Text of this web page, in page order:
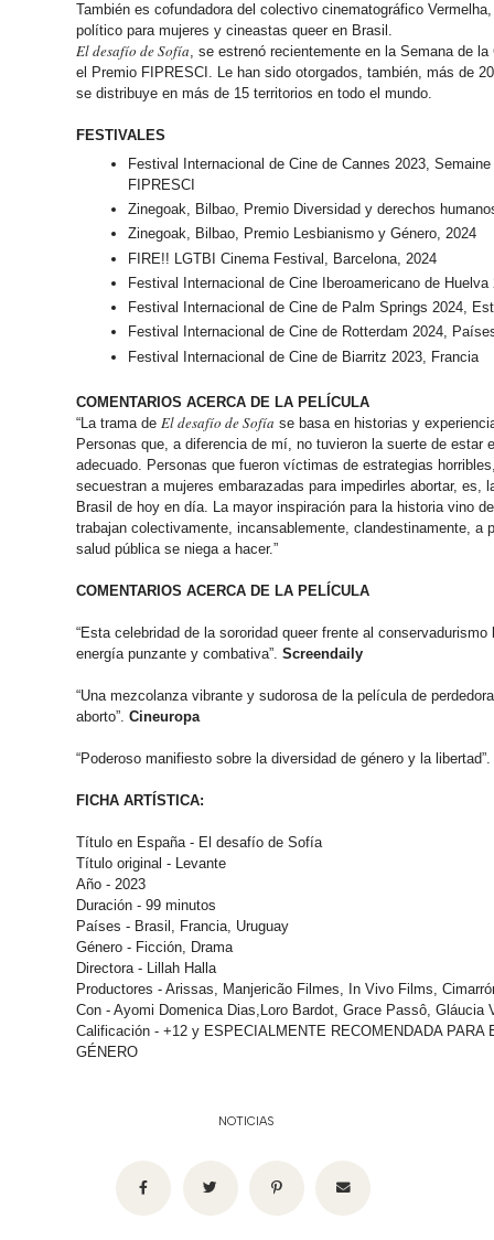
También es cofundadora del colectivo cinematográfico
político para mujeres y cineastas queer en Brasil.
El desafío de Sofía, se estrenó recientemente en la Semana de
el Premio FIPRESCI. Le han sido otorgados, también, más de
se distribuye en más de 15 territorios en todo el mundo.
FESTIVALES
Festival Internacional de Cine de Cannes 2023,
FIPRESCI
Zinegoak, Bilbao, Premio Diversidad y derechos
Zinegoak, Bilbao, Premio Lesbianismo y Género, 2024
FIRE!! LGTBI Cinema Festival, Barcelona, 2024
Festival Internacional de Cine Iberoamericano de Huelva
Festival Internacional de Cine de Palm Springs 2024,
Festival Internacional de Cine de Rotterdam 2024,
Festival Internacional de Cine de Biarritz 2023, Francia
COMENTARIOS ACERCA DE LA PELÍCULA
“La trama de El desafío de Sofía se basa en historias y
Personas que, a diferencia de mí, no tuvieron la suerte de estar
adecuado. Personas que fueron víctimas de estrategias
secuestran a mujeres embarazadas para impedirles abortar, es,
Brasil de hoy en día. La mayor inspiración para la historia vino
trabajan colectivamente, incansablemente, clandestinamente, a
salud pública se niega a hacer.”
COMENTARIOS ACERCA DE LA PELÍCULA
“Esta celebridad de la sororidad queer frente al
energía punzante y combativa”. Screendaily
“Una mezcolanza vibrante y sudorosa de la película de
aborto”. Cineuropa
“Poderoso manifiesto sobre la diversidad de género y la libertad”.
FICHA ARTÍSTICA:
Título en España - El desafío de Sofía
Título original - Levante
Año - 2023
Duración - 99 minutos
Países - Brasil, Francia, Uruguay
Género - Ficción, Drama
Directora - Lillah Halla
Productores - Arissas, Manjericão Filmes, In Vivo Films,
Con - Ayomi Domenica Dias,Loro Bardot, Grace Passô, Gláucia
Calificación - +12 y ESPECIALMENTE RECOMENDADA PARA
GÉNERO
NOTICIAS